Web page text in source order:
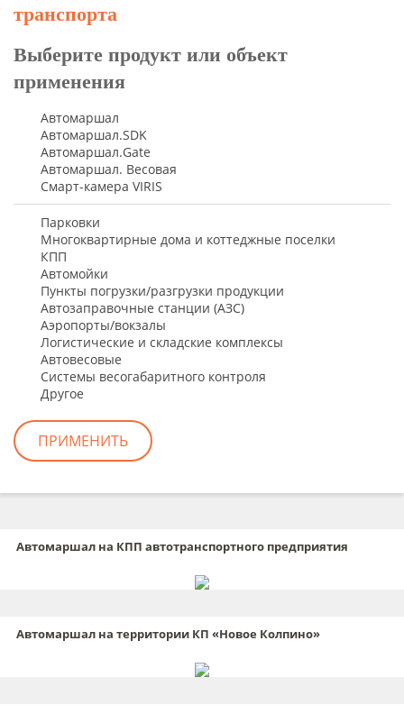
транспорта
Выберите продукт или объект
применения
Автомаршал
Автомаршал.SDK
Автомаршал.Gate
Автомаршал. Весовая
Смарт-камера VIRIS
Парковки
Многоквартирные дома и коттеджные поселки
КПП
Автомойки
Пункты погрузки/разгрузки продукции
Автозаправочные станции (АЗС)
Аэропорты/вокзалы
Логистические и складские комплексы
Автовесовые
Системы весогабаритного контроля
Другое
Автомаршал на КПП автотранспортного предприятия
Автомаршал на территории КП «Новое Колпино»